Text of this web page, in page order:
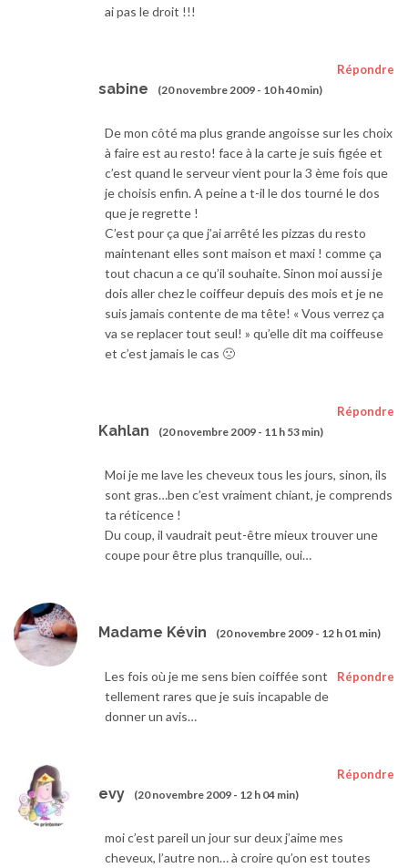
ai pas le droit !!!
sabine (20 novembre 2009 - 10 h 40 min)
Répondre
De mon côté ma plus grande angoisse sur les choix
à faire est au resto! face à la carte je suis figée et
c’est quand le serveur vient pour la 3 ème fois que
je choisis enfin. A peine a t-il le dos tourné le dos
que je regrette !
C’est pour ça que j’ai arrêté les pizzas du resto
maintenant elles sont maison et maxi ! comme ça
tout chacun a ce qu’il souhaite. Sinon moi aussi je
dois aller chez le coiffeur depuis des mois et je ne
suis jamais contente de ma tête! « Vous verrez ça
va se replacer tout seul! » qu’elle dit ma coiffeuse
et c’est jamais le cas 🙁
Kahlan (20 novembre 2009 - 11 h 53 min)
Répondre
Moi je me lave les cheveux tous les jours, sinon, ils
sont gras…ben c’est vraiment chiant, je comprends
ta réticence !
Du coup, il vaudrait peut-être mieux trouver une
coupe pour être plus tranquille, oui…
Madame Kévin (20 novembre 2009 - 12 h 01 min)
Répondre
Les fois où je me sens bien coiffée sont
tellement rares que je suis incapable de
donner un avis…
evy (20 novembre 2009 - 12 h 04 min)
Répondre
moi c’est pareil un jour sur deux j’aime mes
cheveux, l’autre non… à croire qu’on est toutes